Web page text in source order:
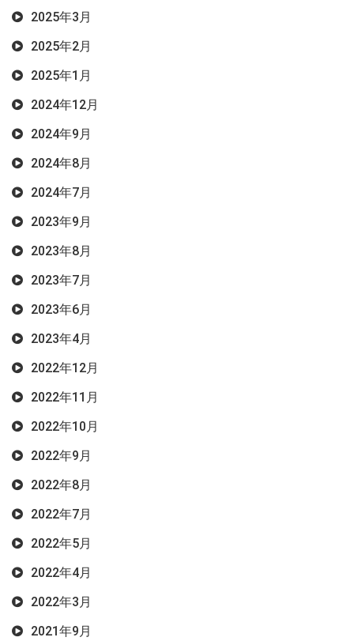
2025年3月
2025年2月
2025年1月
2024年12月
2024年9月
2024年8月
2024年7月
2023年9月
2023年8月
2023年7月
2023年6月
2023年4月
2022年12月
2022年11月
2022年10月
2022年9月
2022年8月
2022年7月
2022年5月
2022年4月
2022年3月
2021年9月